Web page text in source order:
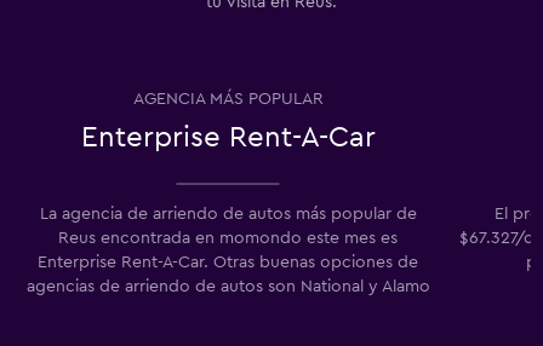
AGENCIA MÁS POPULAR
Enterprise Rent-A-Car
La agencia de arriendo de autos más popular de
Reus encontrada en momondo este mes es
Enterprise Rent-A-Car. Otras buenas opciones de
agencias de arriendo de autos son National y Alamo
El
$67.327/